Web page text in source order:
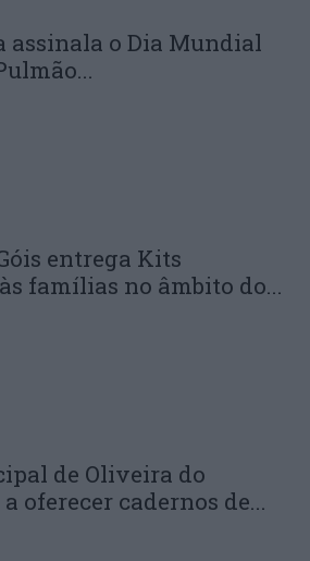
assinala o Dia Mundial
entrega Kits
famílias no âmbito do...
de Oliveira do
oferecer cadernos de...